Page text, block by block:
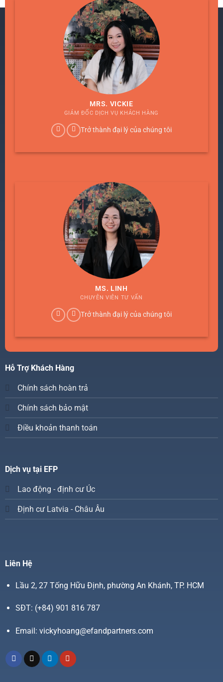
MRS. VICKIE
GIÁM ĐỐC DỊCH VỤ KHÁCH HÀNG
Trở thành đại lý của chúng tôi
MS. LINH
CHUYÊN VIÊN TƯ VẤN
Trở thành đại lý của chúng tôi
Hỗ Trợ Khách Hàng
Chính sách hoàn trả
Chính sách bảo mật
Điều khoản thanh toán
Dịch vụ tại EFP
Lao động - định cư Úc
Định cư Latvia - Châu Âu
Liên Hệ
Lầu 2, 27 Tống Hữu Định, phường An Khánh, TP. HCM
SĐT: (+84) 901 816 787
Email: vickyhoang@efandpartners.com